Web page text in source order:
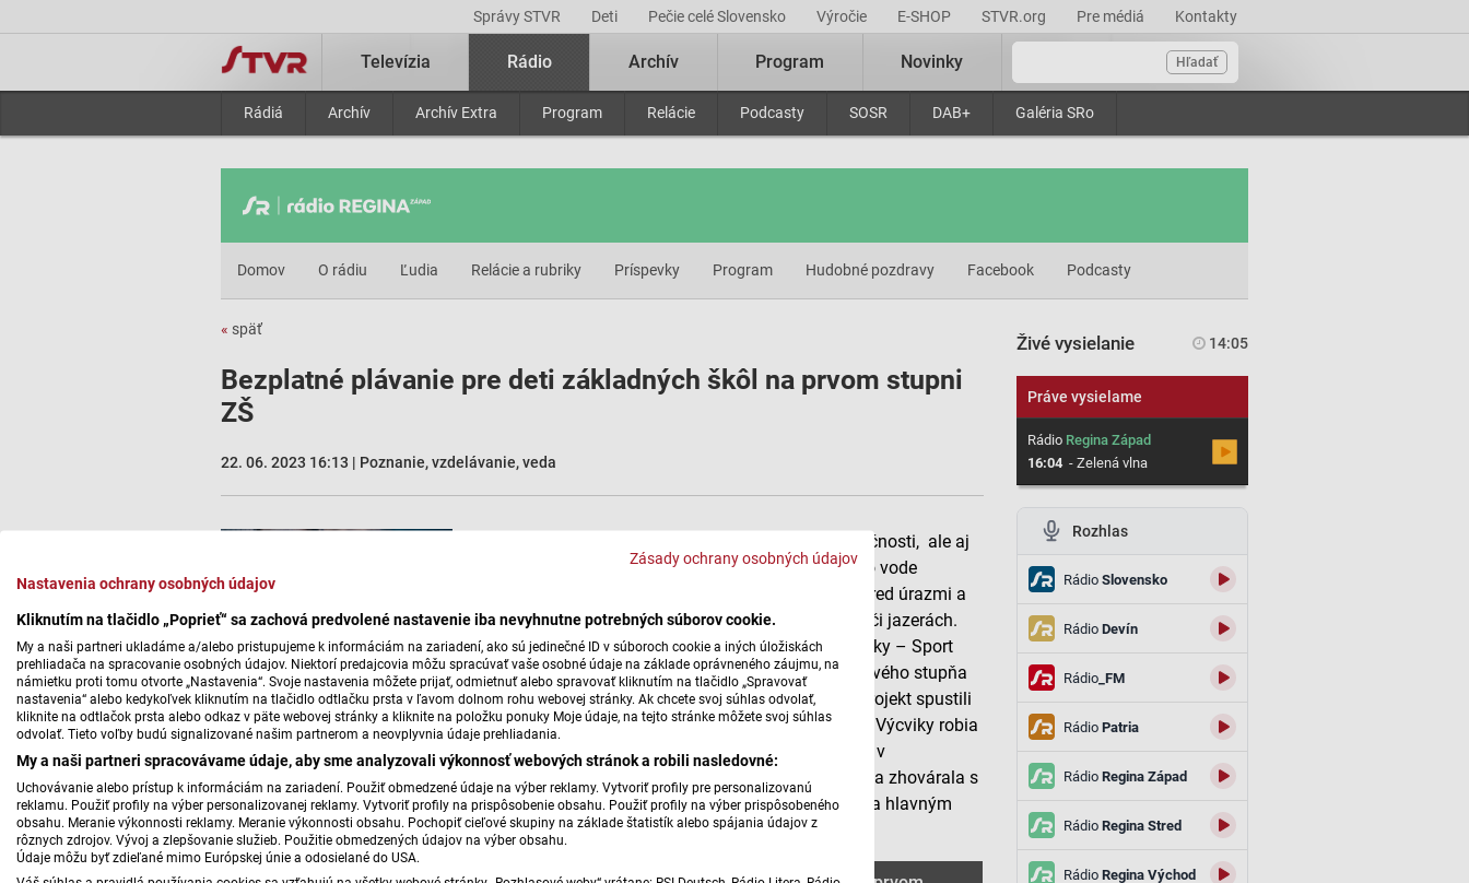
Zásady ochrany osobných údajov
Nastavenia ochrany osobných údajov
Kliknutím na tlačidlo „Poprieť“ sa zachová predvolené nastavenie iba nevyhnutne potrebných súborov cookie.
My a naši partneri ukladáme a/alebo pristupujeme k informáciám na zariadení, ako sú jedinečné ID v súboroch cookie a iných úložiskách
prehliadača na spracovanie osobných údajov. Niektorí predajcovia môžu spracúvať vaše osobné údaje na základe oprávneného záujmu, na
námietku proti tomu otvorte „Nastavenia“. Svoje nastavenia môžete prijať, odmietnuť alebo spravovať kliknutím na tlačidlo „Spravovať
nastavenia“ alebo kedykoľvek kliknutím na tlačidlo odtlačku prsta v ľavom dolnom rohu webovej stránky. Ak chcete svoj súhlas odvolať,
kliknite na odtlačok prsta alebo odkaz v päte webovej stránky a kliknite na položku ponuky Moje údaje, na tejto stránke môžete svoj súhlas
odvolať. Tieto voľby budú signalizované našim partnerom a neovplyvnia údaje prehliadania.
My a naši partneri spracovávame údaje, aby sme analyzovali výkonnosť webových stránok a robili nasledovné:
Uchovávanie alebo prístup k informáciám na zariadení. Použiť obmedzené údaje na výber reklamy. Vytvoriť profily pre personalizovanú
reklamu. Použiť profily na výber personalizovanej reklamy. Vytvoriť profily na prispôsobenie obsahu. Použiť profily na výber prispôsobeného
obsahu. Meranie výkonnosti reklamy. Meranie výkonnosti obsahu. Pochopiť cieľové skupiny na základe štatistík alebo spájania údajov z
rôznych zdrojov. Vývoj a zlepšovanie služieb. Použitie obmedzených údajov na výber obsahu.
Údaje môžu byť zdieľané mimo Európskej únie a odosielané do USA.
Správy STVR Deti Pečie celé Slovensko Výročie E-SHOP STVR.org Pre médiá Kontakty
Hľadať
Televízia Rádio
Rádiá Archív Archív Extra Program Relácie Podcasty SOSR DAB+ Galéria SRo
Archív Program Novinky
Domov O rádiu Ľudia Relácie a rubriky Príspevky Program Hudobné pozdravy Facebook Podcasty
« späť
Bezplatné plávanie pre deti základných škôl na prvom stupni
ZŠ
22. 06. 2023 16:13 | Poznanie, vzdelávanie, veda
Naučia deti plávať, rozvinú nielen ich plavecké zručnosti, ale aj
orientáciu pod vodou. Vďaka tomu sa budú cítiť vo vode
bezpečnejšie. Zároveň je to najistejšia prevencia pred úrazmi a
rizikovými situáciami napríklad aj na kúpaliskách či jazerách.
Občianske združenie SportInstitute /čítaj po anglicky – Sport
Institjút/ realizuje bezplatné plávanie pre žiakov prvého stupňa
základných škôl v rámci hodín telesnej výchovy. Projekt spustili
v roku 2019, doteraz odtrénovali takmer 5300 detí. Výcviky robia
v školách vo 8 bratislavských mestských častiach, v
Chorvátskom Grobe a v Pezinku. Mária Babinská sa zhovárala s
Rastislavom Bielikom, viceprezidentom združenia a hlavným
plaveckým trénerom organizácie.
Živé vysielanie 14:05
Práve vysielame
RádioRegina Západ
16:04 - Zelená vlna
Rozhlas
RádioSlovensko
RádioDevín
Rádio_FM
RádioPatria
RádioRegina Západ
RádioRegina Stred
RádioRegina Východ